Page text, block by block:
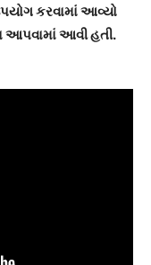
ઉપયોગ કરવામાં આવ્યો
આપવામાં આવી હતી.